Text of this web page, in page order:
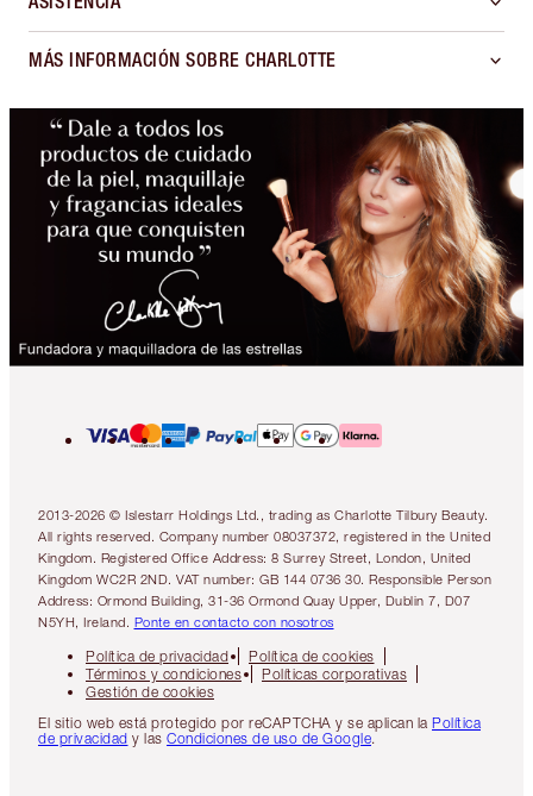
MÁS INFORMACIÓN SOBRE CHARLOTTE
2013-2026 © Islestarr Holdings Ltd., trading as Charlotte Tilbury Beauty.
All rights reserved. Company number 08037372, registered in the United
Kingdom. Registered Office Address: 8 Surrey Street, London, United
Kingdom WC2R 2ND. VAT number: GB 144 0736 30. Responsible Person
Address: Ormond Building, 31-36 Ormond Quay Upper, Dublin 7, D07
N5YH, Ireland. Ponte en contacto con nosotros
Política de privacidad
Política de cookies
Términos y condiciones
Políticas corporativas
Gestión de cookies
El sitio web está protegido por reCAPTCHA y se aplican la Política
de privacidad y las Condiciones de uso de Google.